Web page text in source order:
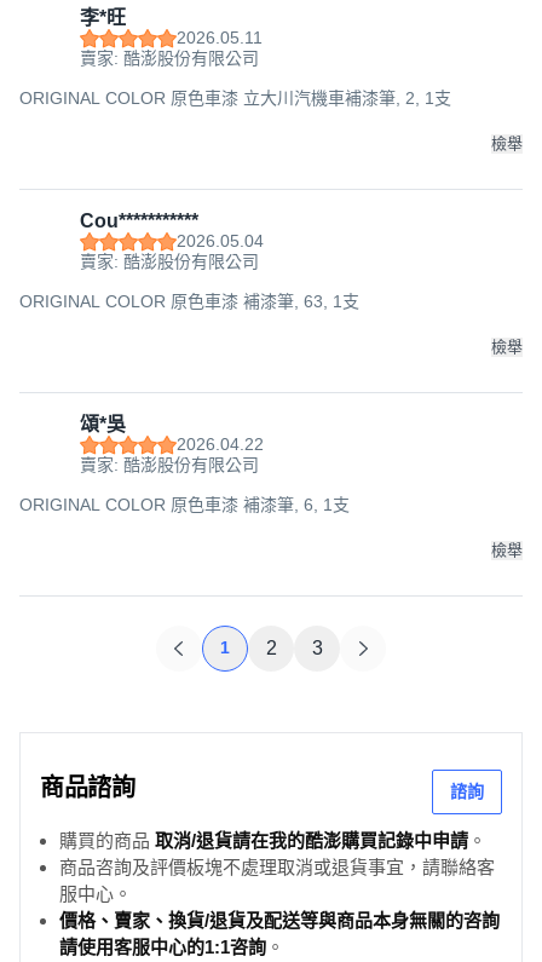
李*旺
2026.05.11
賣家: 酷澎股份有限公司
ORIGINAL COLOR 原色車漆 立大川汽機車補漆筆, 2, 1支
檢舉
Cou***********
2026.05.04
賣家: 酷澎股份有限公司
ORIGINAL COLOR 原色車漆 補漆筆, 63, 1支
檢舉
頌*吳
2026.04.22
賣家: 酷澎股份有限公司
ORIGINAL COLOR 原色車漆 補漆筆, 6, 1支
檢舉
1 2 3
商品諮詢 諮詢
購買的商品 取消/退貨請在我的酷澎購買記錄中申請 。
商品咨詢及評價板塊不處理取消或退貨事宜，請聯絡客
服中心。
價格、賣家、換貨/退貨及配送等與商品本身無關的咨詢
請使用客服中心的1:1咨詢 。